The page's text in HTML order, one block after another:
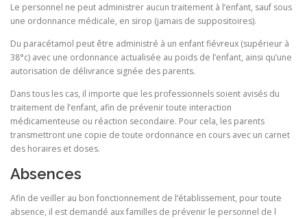
Le personnel ne peut administrer aucun traitement à l’enfant, sauf sous
une ordonnance médicale, en sirop (jamais de suppositoires).
Du paracétamol peut être administré à un enfant fiévreux (supérieur à
38°c) avec une ordonnance actualisée au poids de l’enfant, ainsi qu’une
autorisation de délivrance signée des parents.
Dans tous les cas, il importe que les professionnels soient avisés du
traitement de l’enfant, afin de prévenir toute interaction
médicamenteuse ou réaction secondaire. Pour cela, les parents
transmettront une copie de toute ordonnance en cours avec un carnet
des horaires et doses.
Absences
Afin de veiller au bon fonctionnement de l’établissement, pour toute
absence, il est demandé aux familles de prévenir le personnel de l